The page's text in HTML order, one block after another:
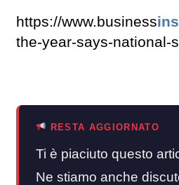
https://www.business
the-year-says-national-
RESTA AGGIORNATO
Ti è piaciuto questo
Ne stiamo anche